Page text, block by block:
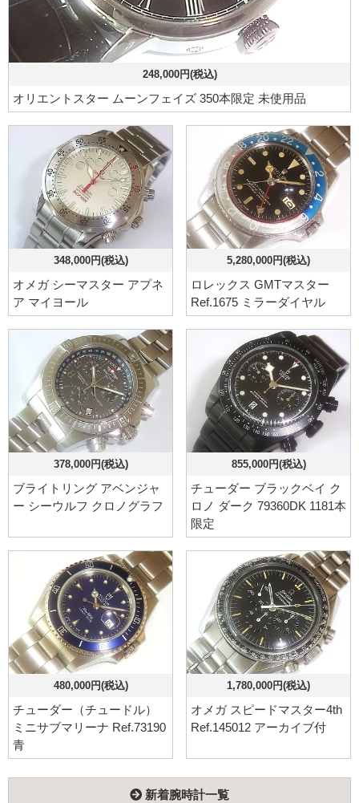
248,000円(税込)
オリエントスター ムーンフェイズ 350本限定 未使用品
348,000円(税込)
オメガ シーマスター アプネ
ア マイヨール
5,280,000円(税込)
ロレックス GMTマスター
Ref.1675 ミラーダイヤル
378,000円(税込)
ブライトリング アベンジャ
ー シーウルフ クロノグラフ
855,000円(税込)
チューダー ブラックベイ ク
ロノ ダーク 79360DK 1181本
限定
480,000円(税込)
チューダー（チュードル）
ミニサブマリーナ Ref.73190
青
1,780,000円(税込)
オメガ スピードマスター4th
Ref.145012 アーカイブ付
新着腕時計一覧